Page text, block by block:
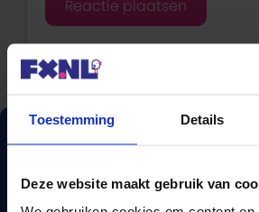
Toestemming Details
Deze website maakt gebruik van